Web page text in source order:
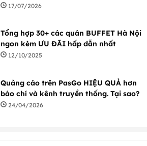
17/07/2026
Tổng hợp 30+ các quán BUFFET Hà Nội
ngon kèm ƯU ĐÃI hấp dẫn nhất
12/10/2025
Quảng cáo trên PasGo HIỆU QUẢ hơn
báo chí và kênh truyền thống. Tại sao?
24/04/2026